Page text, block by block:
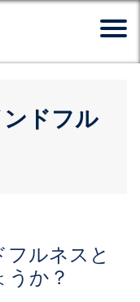
ドフル
ルネスと
か？